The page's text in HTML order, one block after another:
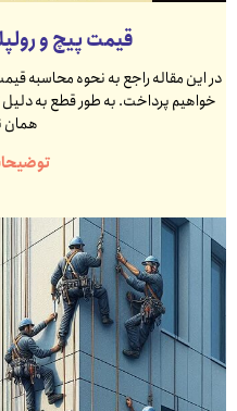
قیمت پیچ و
در این مقاله راجع به نحوه محاسبه
خواهیم پرداخت. به طور قطع به
همان